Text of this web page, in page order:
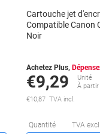
Économies
Cartouche jet
Compatible Canon
Noir
Achetez Plus,
€9,29
Unité
À partir
€10,87 TVA incl.
Quantité TVA excl.